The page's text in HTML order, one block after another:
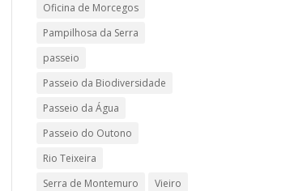
Oficina de Morcegos
Pampilhosa da Serra
passeio
Passeio da Biodiversidade
Passeio da Água
Passeio do Outono
Rio Teixeira
Serra de Montemuro
Vieiro